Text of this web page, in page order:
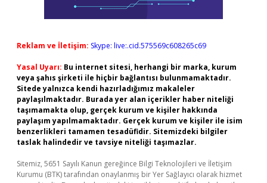
Reklam ve İletişim: Skype: live:.cid.575569c608265c69
Yasal Uyarı: Bu internet sitesi, herhangi bir marka, kurum
veya şahıs şirketi ile hiçbir bağlantısı bulunmamaktadır.
Sitede yalnızca kendi hazırladığımız makaleler
paylaşılmaktadır. Burada yer alan içerikler haber niteliği
taşımamakta olup, gerçek kurum ve kişiler hakkında
paylaşım yapılmamaktadır. Gerçek kurum ve kişiler ile isim
benzerlikleri tamamen tesadüfidir. Sitemizdeki bilgiler
taslak halindedir ve tavsiye niteliği taşımazlar.
Sitemiz, 5651 Sayılı Kanun gereğince Bilgi Teknolojileri ve İletişim
Kurumu (BTK) tarafından onaylanmış bir Yer Sağlayıcı olarak hizmet